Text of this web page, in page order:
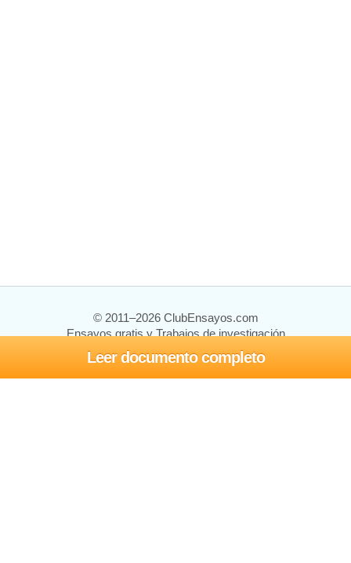
Leer documento completo
© 2011–2026 ClubEnsayos.com
Ensayos gratis y Trabajos de investigación